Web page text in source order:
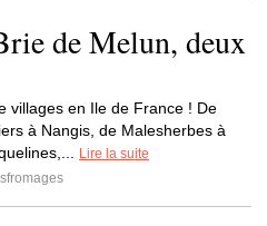
de Melun, deux
villages en Ile de France ! De
à Nangis, de Malesherbes à
Lire la suite